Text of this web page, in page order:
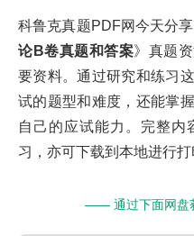
科鲁克真题PDF网今天分
论B卷真题和答案》真题
要资料。通过研究和练习
试的题型和难度，还能掌
自己的应试能力。完整内
习，亦可下载到本地进行打
—— 通过下面网盘